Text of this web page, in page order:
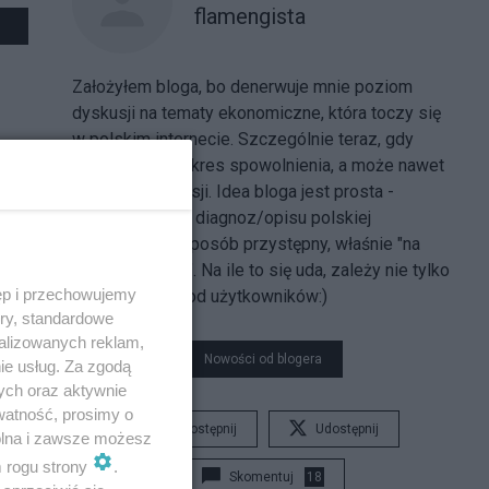
flamengista
Założyłem bloga, bo denerwuje mnie poziom
dyskusji na tematy ekonomiczne, która toczy się
w polskim internecie. Szczególnie teraz, gdy
wchodzimy w okres spowolnienia, a może nawet
(odpukać!) recesji. Idea bloga jest prosta -
przedstawienie diagnoz/opisu polskiej
gospodarki w sposób przystępny, właśnie "na
chłopski rozum". Na ile to się uda, zależy nie tylko
ode mnie, ale i od użytkowników:)
Nowości od blogera
Udostępnij Udostępnij
Skomentuj 18
i przechowujemy
standardowe
reklam,
usług. Za zgodą
oraz aktywnie
prosimy o
i zawsze możesz
rogu strony
.